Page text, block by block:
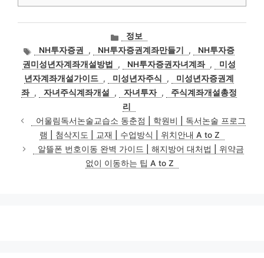
카
테
고
리
정보
태
그
NH투자증권 , NH투자증권계좌만들기 ,
NH투자증
권미성년자계좌개설방법
, NH투자증권자녀계좌 ,
미성
년자계좌개설가이드 , 미성년자주식 ,
미성년자증권계
좌 , 자녀주식계좌개설 , 자녀투자 ,
주식계좌개설총정
리
어울림독서논술교습소 동춘점 | 학원비 | 독서논술 프로그
램 | 첨삭지도 | 교재 | 수업방식 | 위치안내 A to Z
알뜰폰 번호이동 완벽 가이드 | 해지방어 대처법 | 위약금
없이 이동하는 팁 A to Z